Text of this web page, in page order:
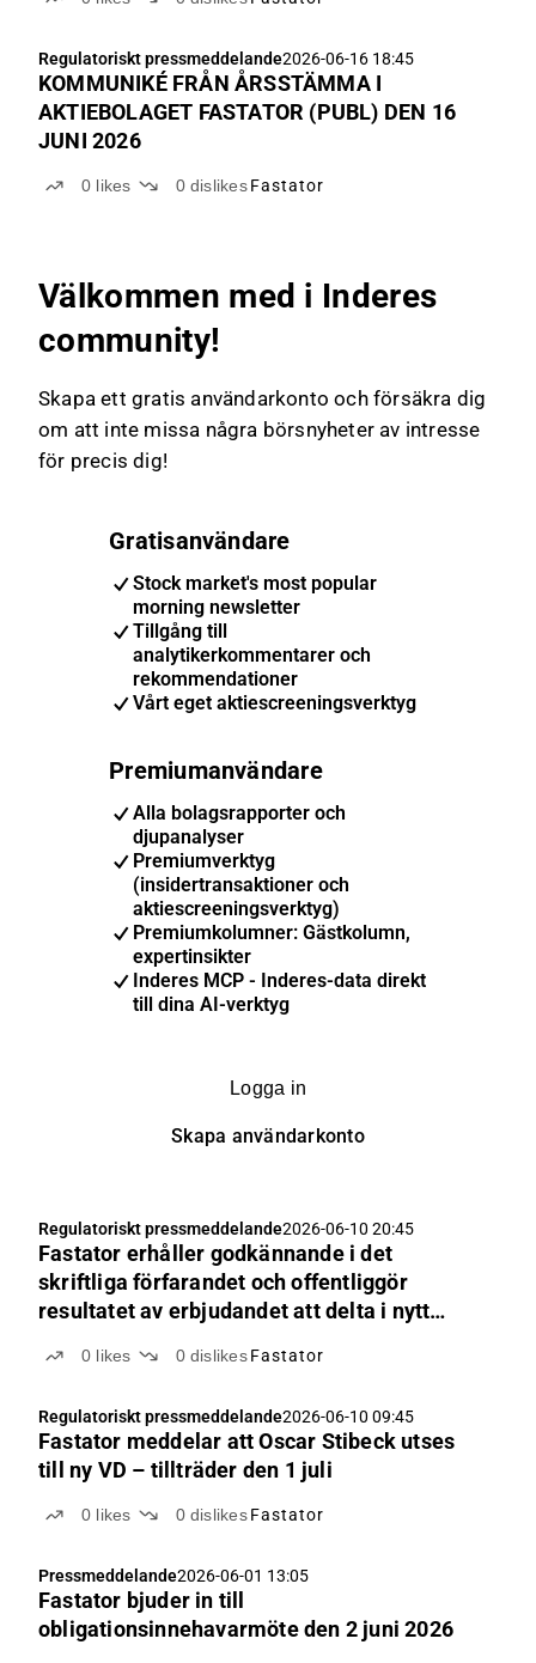
Regulatoriskt pressmeddelande2026-06-16 18:45
KOMMUNIKÉ FRÅN ÅRSSTÄMMA I
AKTIEBOLAGET FASTATOR (PUBL) DEN 16
JUNI 2026
0 likes 0 dislikes Fastator
Välkommen med i Inderes
community!
Skapa ett gratis användarkonto och försäkra dig
om att inte missa några börsnyheter av intresse
för precis dig!
Gratisanvändare
Stock market's most popular
morning newsletter
Tillgång till
analytikerkommentarer och
rekommendationer
Vårt eget aktiescreeningsverktyg
Premiumanvändare
Alla bolagsrapporter och
djupanalyser
Premiumverktyg
(insidertransaktioner och
aktiescreeningsverktyg)
Premiumkolumner: Gästkolumn,
expertinsikter
Inderes MCP - Inderes-data direkt
till dina AI-verktyg
Logga in
Skapa användarkonto
Regulatoriskt pressmeddelande2026-06-10 20:45
Fastator erhåller godkännande i det
skriftliga förfarandet och offentliggör
resultatet av erbjudandet att delta i nytt
0 likes 0 dislikes Fastator
Regulatoriskt pressmeddelande2026-06-10 09:45
Fastator meddelar att Oscar Stibeck utses
till ny VD – tillträder den 1 juli
0 likes 0 dislikes Fastator
Pressmeddelande2026-06-01 13:05
Fastator bjuder in till
obligationsinnehavarmöte den 2 juni 2026